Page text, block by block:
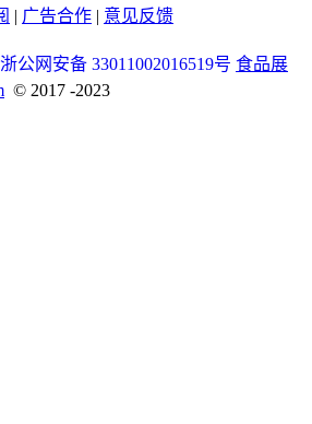
| 广告合作 | 意见反馈
浙公网安备 33011002016519号 食品展
© 2017 -2023